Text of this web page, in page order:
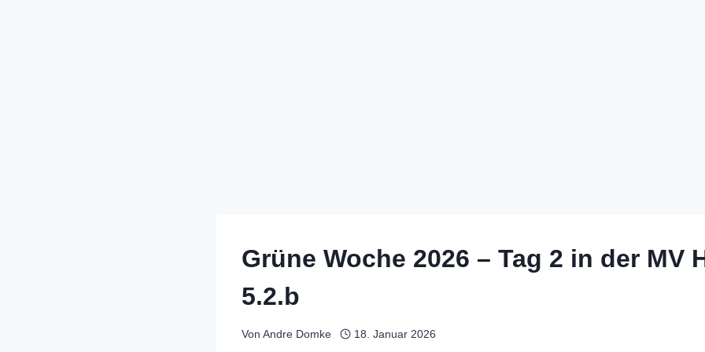
Grüne Woche 2026 – Tag 2 in der MV
5.2.b
Von Andre Domke 18. Januar 2026